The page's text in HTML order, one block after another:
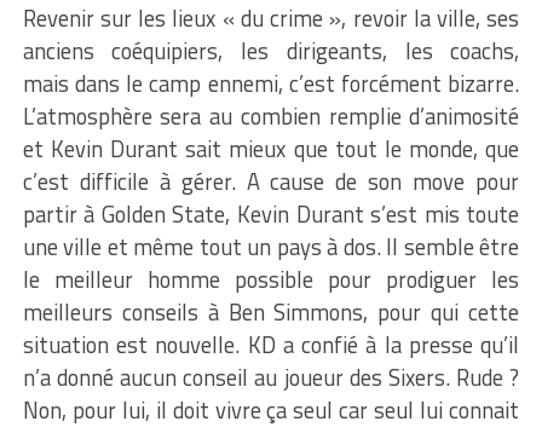
Revenir sur les lieux « du crime », revoir la ville, ses
anciens coéquipiers, les dirigeants, les coachs,
mais dans le camp ennemi, c’est forcément bizarre.
L’atmosphère sera au combien remplie d’animosité
et Kevin Durant sait mieux que tout le monde, que
c’est difficile à gérer. A cause de son move pour
partir à Golden State, Kevin Durant s’est mis toute
une ville et même tout un pays à dos. Il semble être
le meilleur homme possible pour prodiguer les
meilleurs conseils à Ben Simmons, pour qui cette
situation est nouvelle. KD a confié à la presse qu’il
n’a donné aucun conseil au joueur des Sixers. Rude ?
Non, pour lui, il doit vivre ça seul car seul lui connait